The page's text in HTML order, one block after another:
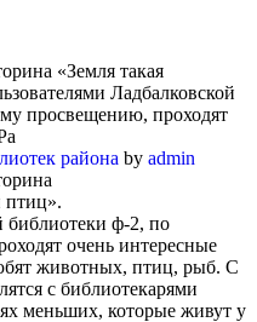
«Земля такая
Ладбалковской
просвещению, проходят
района by admin
птиц».
библиотеки ф-2, по
очень интересные
животных, птиц, рыб. С
с библиотекарями
меньших, которые живут у